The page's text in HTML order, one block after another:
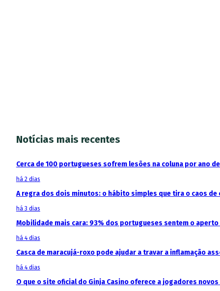
Notícias mais recentes
Cerca de 100 portugueses sofrem lesões na coluna por ano
há 2 dias
A regra dos dois minutos: o hábito simples que tira o caos de
há 3 dias
Mobilidade mais cara: 93% dos portugueses sentem o
há 4 dias
Casca de maracujá-roxo pode ajudar a travar a inflamação
há 4 dias
O que o site oficial do Ginja Casino oferece a jogadores